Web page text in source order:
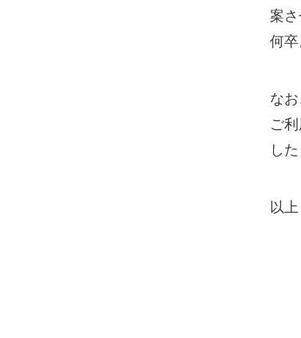
案
何卒
な
ご
し
以上